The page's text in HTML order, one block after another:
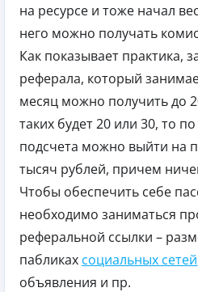
на ресурсе и тоже начал
него можно получать
Как показывает практика,
реферала, который
месяц можно получить до
таких будет 20 или 30, то
подсчета можно выйти на
тысяч рублей, причем
Чтобы обеспечить себе
необходимо заниматься
реферальной ссылки –
пабликах социальных сетей
объявления и пр.